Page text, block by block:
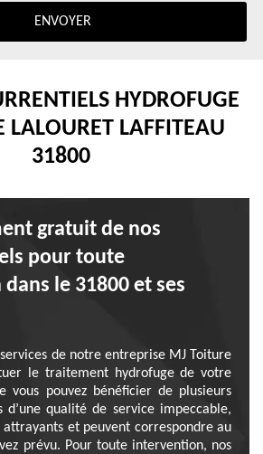
HYDROFUGE
LALOURET LAFFITEAU
31800
gratuit de nos
pour toute
le 31800 et ses
de notre entreprise MJ Toiture
le traitement hydrofuge de votre
vous pouvez bénéficier de plusieurs
d’une qualité de service impeccable,
et peuvent correspondre au
prévu. Pour toute intervention, nos